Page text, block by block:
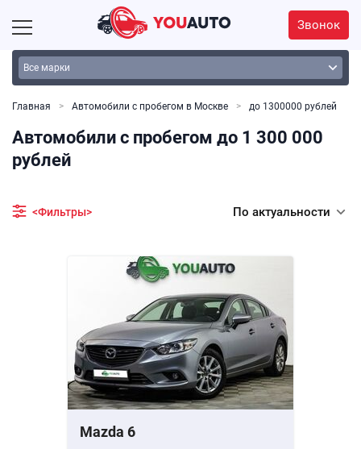
Звонок
Главная Автомобили с пробегом в Москве до 1300000 рублей
Автомобили с пробегом до 1 300 000
рублей
<Фильтры> По актуальности
Mazda 6